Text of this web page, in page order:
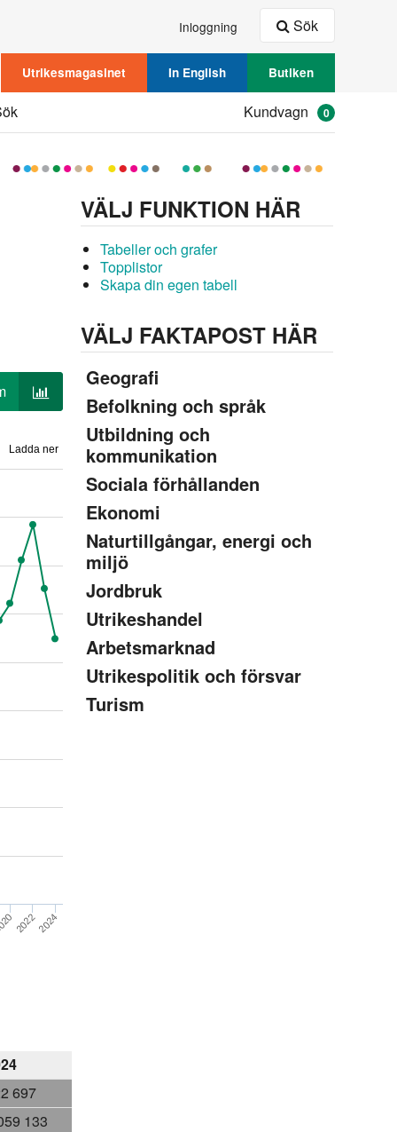
Inloggning
Utrikesmagasinet In English Butiken
Sök
Kundvagn 0
Ladda ner
20222024
697
133
VÄLJ FUNKTION HÄR
Tabeller och grafer
Topplistor
Skapa din egen tabell
VÄLJ FAKTAPOST HÄR
Geografi
Befolkning och språk
Utbildning och
kommunikation
Sociala förhållanden
Ekonomi
Naturtillgångar, energi och
miljö
Jordbruk
Utrikeshandel
Arbetsmarknad
Utrikespolitik och försvar
Turism